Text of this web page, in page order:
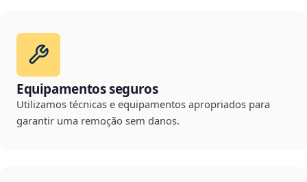
Equipamentos seguros
Utilizamos técnicas e equipamentos apropriados para
garantir uma remoção sem danos.